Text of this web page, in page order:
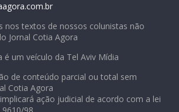
nos textos de nossos colunistas não
Jornal Cotia Agora
é um veículo da Tel Aviv Mídia
de conteúdo parcial ou total sem
Cotia Agora
ação judicial de acordo com a lei